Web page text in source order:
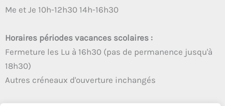
Me et Je 10h-12h30 14h-16h30
Horaires périodes vacances scolaires :
Fermeture les Lu à 16h30 (pas de permanence jusqu'à
18h30)
Autres créneaux d'ouverture inchangés